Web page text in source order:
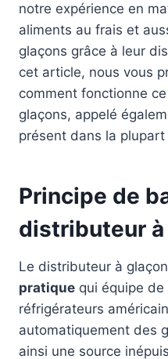
notre expérience en
aliments au frais et
glaçons grâce à leur
cet article, nous vous
comment fonctionne
glaçons, appelé
présent dans la
Principe de
distributeur
Le distributeur à
pratique qui équipe
réfrigérateurs
automatiquement des
ainsi une source